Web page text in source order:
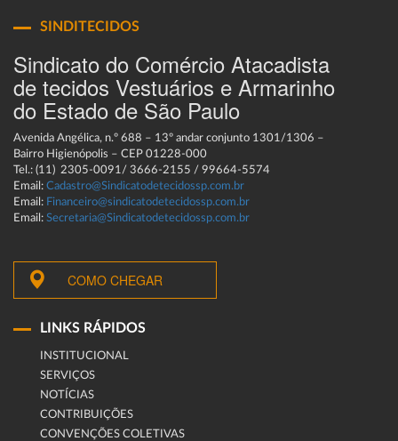
SINDITECIDOS
Sindicato do Comércio Atacadista
de tecidos Vestuários e Armarinho
do Estado de São Paulo
Avenida Angélica, n.º 688 – 13º andar conjunto 1301/1306 –
Bairro Higienópolis – CEP 01228-000
Tel.: (11) 2305-0091/ 3666-2155 / 99664-5574
Email: Cadastro@Sindicatodetecidossp.com.br
Email: Financeiro@sindicatodetecidossp.com.br
Email: Secretaria@Sindicatodetecidossp.com.br
COMO CHEGAR
LINKS RÁPIDOS
INSTITUCIONAL
SERVIÇOS
NOTÍCIAS
CONTRIBUIÇÕES
CONVENÇÕES COLETIVAS